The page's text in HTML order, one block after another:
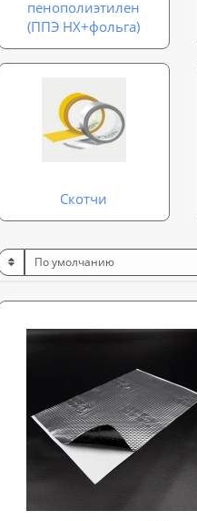
пенополиэтилен
(ППЭ НХ+фольга)
Скотчи